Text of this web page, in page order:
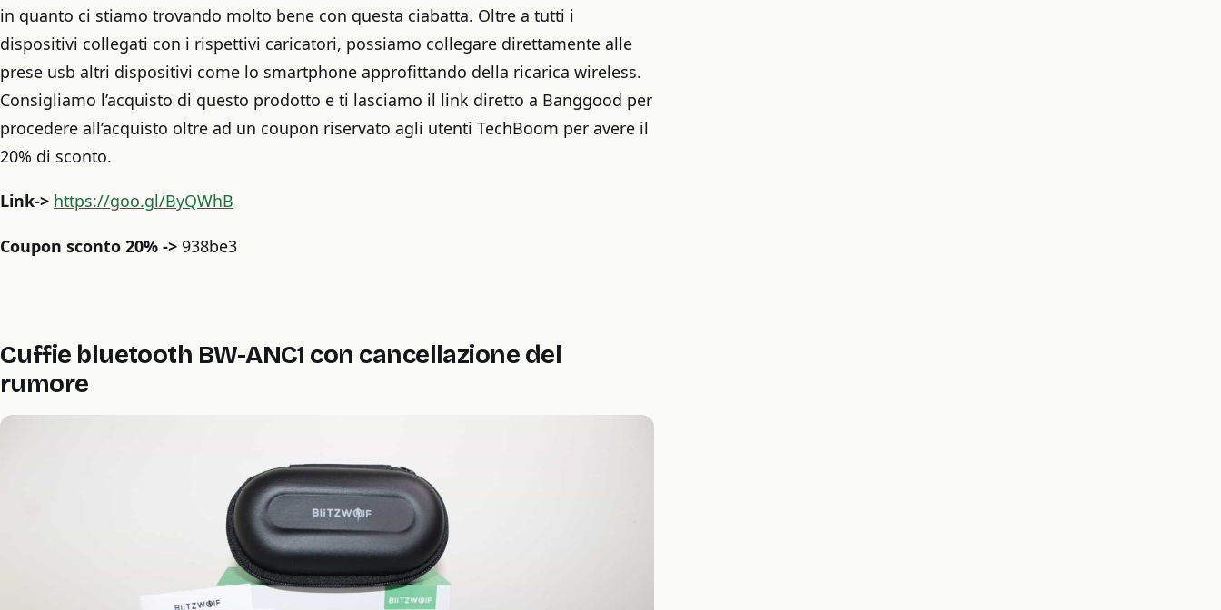
in quanto ci stiamo trovando molto bene con questa ciabatta. Oltre a tutti i
dispositivi collegati con i rispettivi caricatori, possiamo collegare direttamente alle
prese usb altri dispositivi come lo smartphone approfittando della ricarica wireless.
Consigliamo l’acquisto di questo prodotto e ti lasciamo il link diretto a Banggood per
procedere all’acquisto oltre ad un coupon riservato agli utenti TechBoom per avere il
20% di sconto.
Link-> https://goo.gl/ByQWhB
Coupon sconto 20% -> 938be3
Cuffie bluetooth BW-ANC1 con cancellazione del
rumore